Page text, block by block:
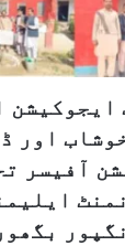
ایجوکیشن
اور
آفیسر